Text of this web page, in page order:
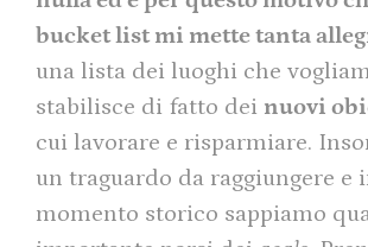
bucket list mi mette tanta
una lista dei luoghi che
stabilisce di fatto dei nuovi
cui lavorare e risparmiare.
un traguardo da raggiungere e
momento storico sappiamo